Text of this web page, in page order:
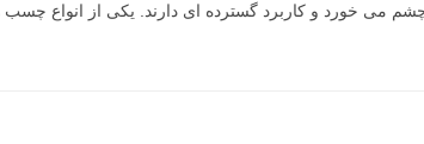
می خورد و کاربرد گسترده ای دارند. یکی از انواع